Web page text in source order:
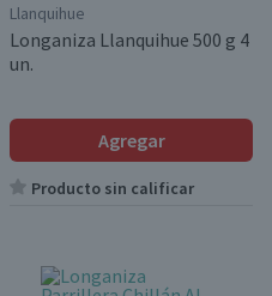
Llanquihue
Longaniza Llanquihue 500 g 4
un.
Agregar
Producto sin calificar